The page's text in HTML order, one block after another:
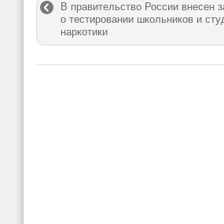
В правительство России внесен
о тестировании школьников и
наркотики